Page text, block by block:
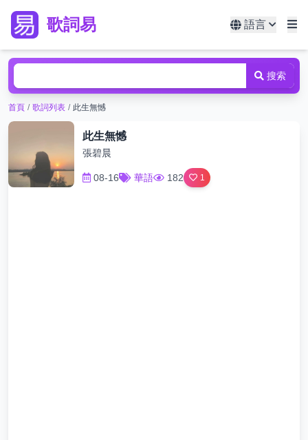
歌詞易 語言
搜索
首頁 / 歌詞列表 / 此生無憾
此生無憾
張碧晨
08-16 華語 182 1